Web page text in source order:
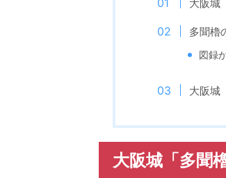
大阪城
多聞櫓
図録
大阪城
大阪城「多聞